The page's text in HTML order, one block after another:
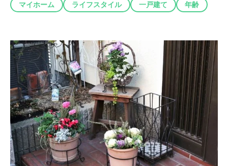
マイホーム ライフスタイル 一戸建て 年齢